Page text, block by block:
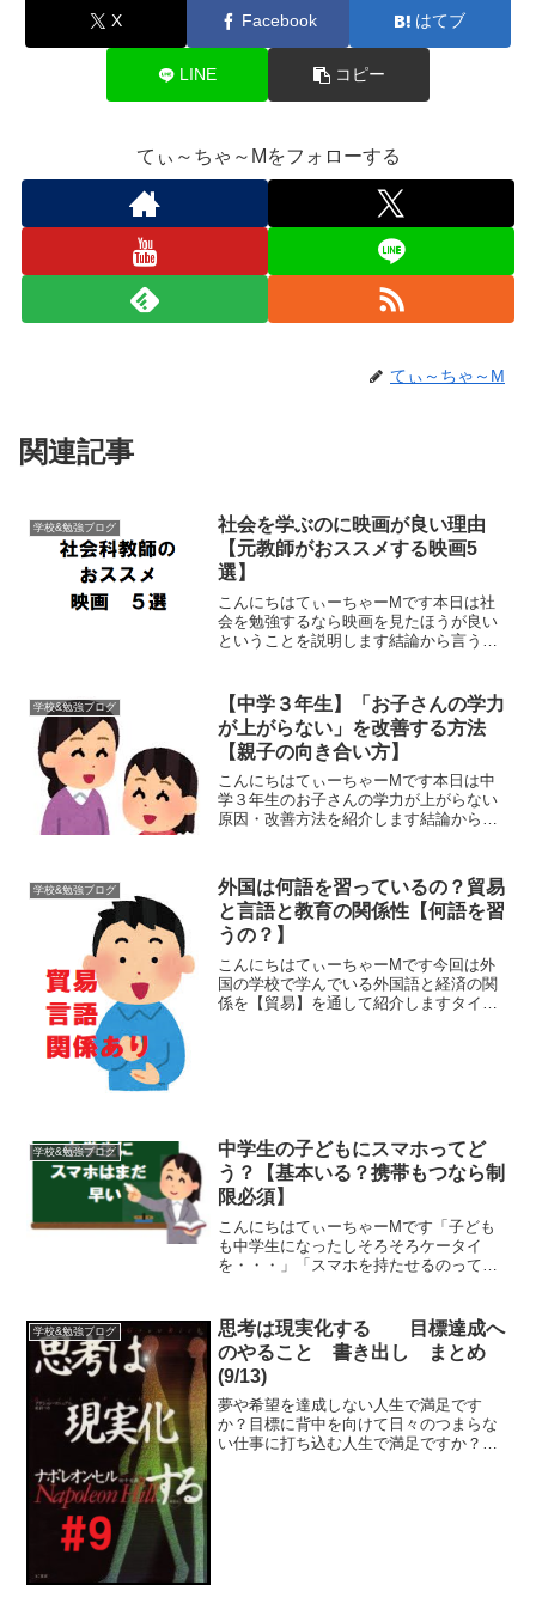
X Facebook はてブ
LINE コピー
てぃ～ちゃ～Mをフォローする
てぃ～ちゃ～M
関連記事
学校&勉強ブログ
社会を学ぶのに映画が良い理由
【元教師がおススメする映画5
選】
こんにちはてぃーちゃーMです本日は社
会を勉強するなら映画を見たほうが良い
ということを説明します結論から言うと
て面白いですけど面倒な部分もあります
よね情報雑誌もアプリよりま...
学校&勉強ブログ
【中学３年生】「お子さんの学力
が上がらない」を改善する方法
【親子の向き合い方】
こんにちはてぃーちゃーMです本日は中
学３年生のお子さんの学力が上がらない
原因・改善方法を紹介します結論から言
担任を続け進路指導ももちろんしていま
す若輩者ですが元教師、...
学校&勉強ブログ
外国は何語を習っているの？貿易
と言語と教育の関係性【何語を習
うの？】
こんにちはてぃーちゃーMです今回は外
国の学校で学んでいる外国語と経済の関
係を【貿易】を通して紹介しますタイト
学校&勉強ブログ
中学生の子どもにスマホってど
う？【基本いる？携帯もつなら制
限必須】
こんにちはてぃーちゃーMです「子ども
も中学生になったしそろそろケータイ
を・・・」「スマホを持たせるのってま
早いかな・・・・」お子さんの携帯デビ
ューの時期に悩んでいる親は...
学校&勉強ブログ
思考は現実化する 目標達成へ
のやること 書き出し まとめ
(9/13)
夢や希望を達成しない人生で満足です
か？目標に背中を向けて日々のつまらな
い仕事に打ち込む人生で満足ですか？あ